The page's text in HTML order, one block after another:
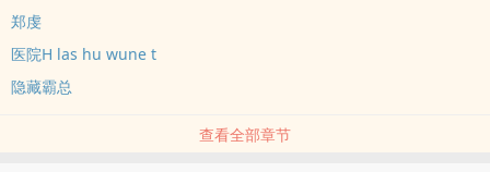
郑虔
医院H las hu wune t
隐藏霸总
查看全部章节